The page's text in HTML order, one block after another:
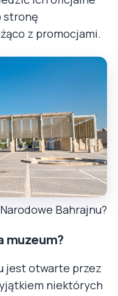
stronę
z promocjami.
Bahrajnu?
muzeum?
jest otwarte przez
niektórych